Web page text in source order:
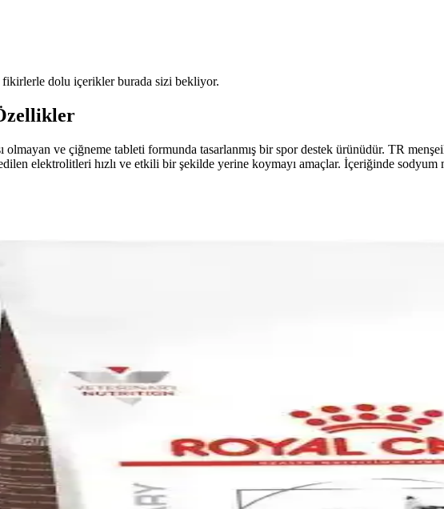
fikirlerle dolu içerikler burada sizi bekliyor.
ve çiğneme tableti formunda tasarlanmış bir spor destek ürünüdür. TR
elektrolitleri hızlı ve etkili bir şekilde yerine koymayı amaçlar. İçeriğinde
MİSKET LİMON AROMALI: Sporcular İçin Güçlü ve
LİMON AROMALI, sporcuların performansını yükselten, vegan dostu ve
Spor ve Sağlık İçin Güçlü Destek Ürünü
ve glutensiz formuyla spor sırasında kaybedilen mineralleri hızlıca yerine koyar, kas
Sağlıklı Hidratasyon İçin Elektrolit Zengini İçecek Seçenekleri
içeren içecekleriyle sporcular ve sağlıklı yaşam tutkunları için ideal, çeşitli ürünleriyle